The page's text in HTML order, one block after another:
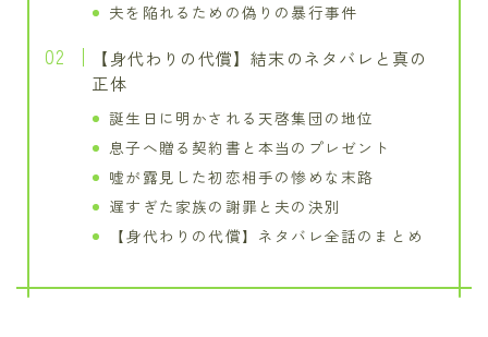
夫を陥れるための偽りの暴行事件
【身代わりの代償】結末のネタバレと真の
正体
誕生日に明かされる天啓集団の地位
息子へ贈る契約書と本当のプレゼント
嘘が露見した初恋相手の惨めな末路
遅すぎた家族の謝罪と夫の決別
【身代わりの代償】ネタバレ全話のまとめ